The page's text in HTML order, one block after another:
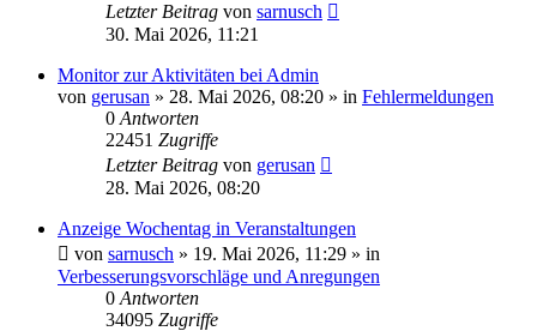
Letzter Beitrag von sarnusch
30. Mai 2026, 11:21
Monitor zur Aktivitäten bei Admin
von gerusan » 28. Mai 2026, 08:20 » in Fehlermeldungen
0 Antworten
22451 Zugriffe
Letzter Beitrag von gerusan
28. Mai 2026, 08:20
Anzeige Wochentag in Veranstaltungen
von sarnusch » 19. Mai 2026, 11:29 » in
Verbesserungsvorschläge und Anregungen
0 Antworten
34095 Zugriffe